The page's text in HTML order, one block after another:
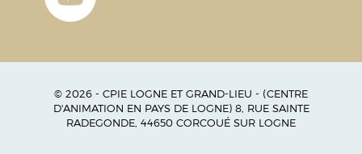
© 2026 - CPIE LOGNE ET GRAND-LIEU - (CENTRE
D'ANIMATION EN PAYS DE LOGNE) 8, RUE SAINTE
RADEGONDE, 44650 CORCOUÉ SUR LOGNE